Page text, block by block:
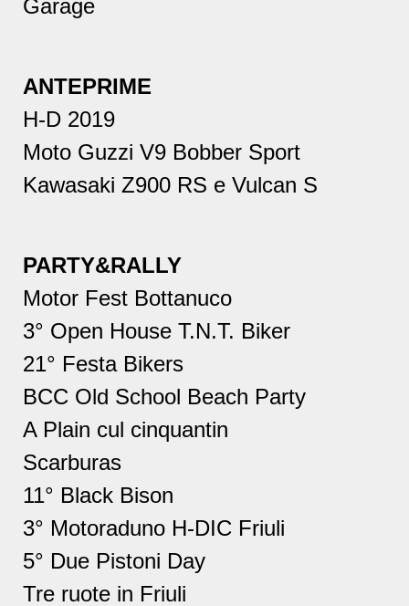
Garage
ANTEPRIME
H-D 2019
Moto Guzzi V9 Bobber Sport
Kawasaki Z900 RS e Vulcan S
PARTY&RALLY
Motor Fest Bottanuco
3° Open House T.N.T. Biker
21° Festa Bikers
BCC Old School Beach Party
A Plain cul cinquantin
Scarburas
11° Black Bison
3° Motoraduno H-DIC Friuli
5° Due Pistoni Day
Tre ruote in Friuli